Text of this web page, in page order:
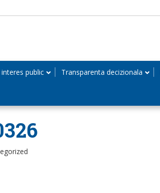
public Transparenta decizionala